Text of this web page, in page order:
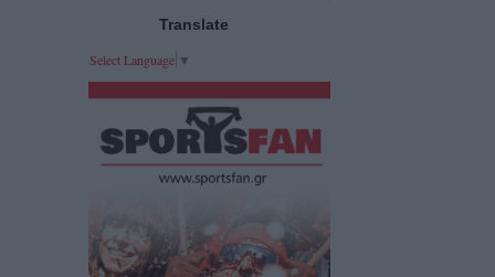
Translate
Select Language ▼